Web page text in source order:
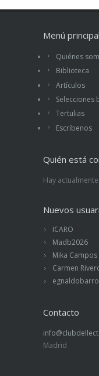
Menú principal
Quiénes
Biblioteca
Artículos
Selecciones
Tertulias
Escríbenos
Quién está
Hay
Nuevos
ICARO
Madb2026
Mika Campos
Carmen
Contacto
Madrid